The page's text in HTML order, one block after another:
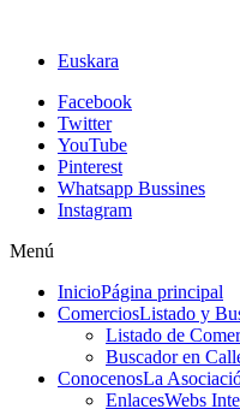
Euskara
Facebook
Twitter
YouTube
Pinterest
Whatsapp Bussines
Instagram
Menú
InicioPágina principal
ComerciosListado y
Listado de
Buscador en
ConocenosLa
EnlacesWebs